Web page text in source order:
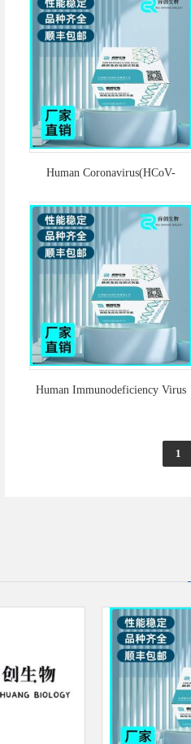
量PCR试剂盒
Human Coronavirus(HCoV-
荧光定量RT-PCR试剂盒
Human Immunodeficiency Virus
针法荧光定量RT-PCR试剂盒
1